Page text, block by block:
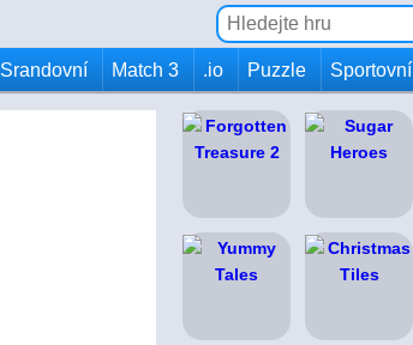
Srandovní Match 3 .io Puzzle Sportovní